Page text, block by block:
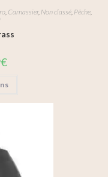
, Carnassier, Non classé, Pêche,
€